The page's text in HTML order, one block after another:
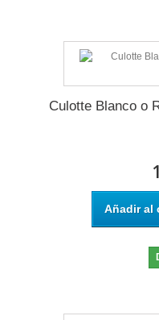
Culotte Blanco o
Añadir al